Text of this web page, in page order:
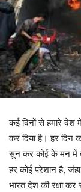
कई दिनों से हमारे देश
कर दिया है। हर दिन
सुन कर कोई के मन में
हर कोई परेशान है,
भारत देश की रक्षा कर